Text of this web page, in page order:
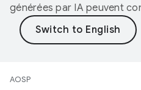
générées par IA peuvent
AOSP